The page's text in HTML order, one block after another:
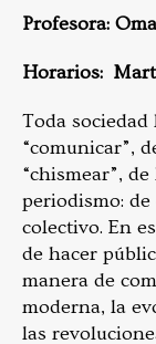
Profesora:
Horarios:
Toda
“comunicar”,
“chismear”,
periodismo:
colectivo. En
de hacer
manera de
moderna, la
las